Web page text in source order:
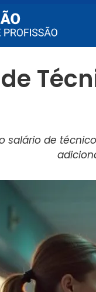
salário de